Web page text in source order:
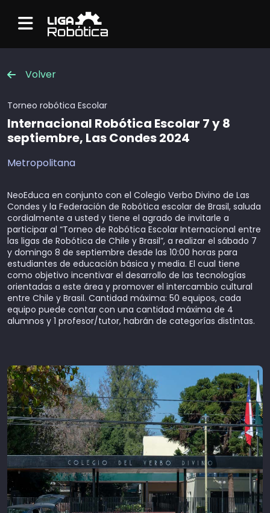
Menu
Volver
Torneo robótica Escolar
Internacional Robótica Escolar 7 y 8
septiembre, Las Condes 2024
Metropolitana
NeoEduca en conjunto con el Colegio Verbo Divino de Las
Condes y la Federación de Robótica escolar de Brasil, saluda
cordialmente a usted y tiene el agrado de invitarle a
participar al “Torneo de Robótica Escolar Internacional entre
las ligas de Robótica de Chile y Brasil”, a realizar el sábado 7
y domingo 8 de septiembre desde las 10:00 horas para
estudiantes de educación básica y media. El cual tiene
como objetivo incentivar el desarrollo de las tecnologías
orientadas a este área y promover el intercambio cultural
entre Chile y Brasil. Cantidad máxima: 50 equipos, cada
equipo puede contar con una cantidad máxima de 4
alumnos y 1 profesor/tutor, habrán de categorías distintas.